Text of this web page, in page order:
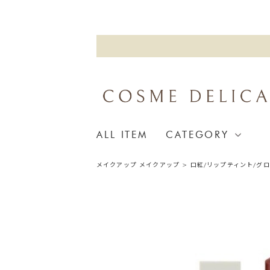
ALL ITEM CATEGORY
メイクアップ メイクアップ > 口紅/リップティント/グ